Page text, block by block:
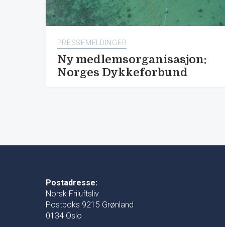
PRESSEMELDINGER
Ny medlemsorganisasjon:
Norges Dykkeforbund
Postadresse:
Norsk Friluftsliv
Postboks 9215 Grønland
0134 Oslo